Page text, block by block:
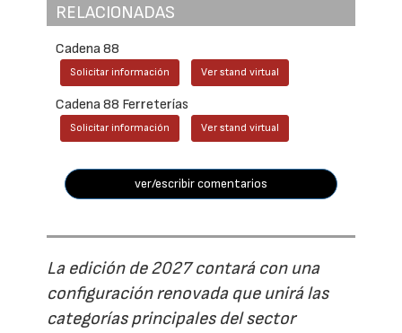
RELACIONADAS
Cadena 88
Solicitar información Ver stand virtual
Cadena 88 Ferreterías
Solicitar información Ver stand virtual
ver/escribir comentarios
La edición de 2027 contará con una
configuración renovada que unirá las
categorías principales del sector